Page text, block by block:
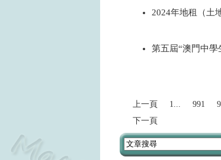
2024年地租（土
第五屆“澳門中
上一頁 1... 991
下一頁